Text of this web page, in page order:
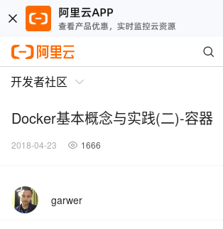
开发者社区
Docker基本概念与实践(二)-容器
2018-04-23 1666
garwer